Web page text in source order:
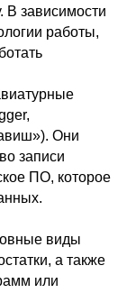
В зависимости
работы,
Они
записи
ПО, которое
виды
а также
или